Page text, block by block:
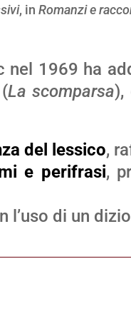
, in Romanzi e
nel 1969 ha
(La scomparsa),
del lessico,
e perifrasi,
l’uso di un